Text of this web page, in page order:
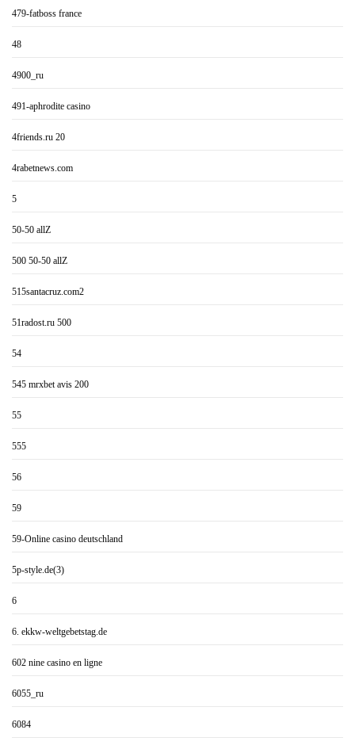
479-fatboss france
48
4900_ru
491-aphrodite casino
4friends.ru 20
4rabetnews.com
5
50-50 allZ
500 50-50 allZ
515santacruz.com2
51radost.ru 500
54
545 mrxbet avis 200
55
555
56
59
59-Online casino deutschland
5p-style.de(3)
6
6. ekkw-weltgebetstag.de
602 nine casino en ligne
6055_ru
6084